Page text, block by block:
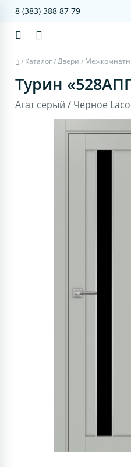
8 (383) 388 87 79
/ Каталог/Двери /
Турин
Агат серый / Черное